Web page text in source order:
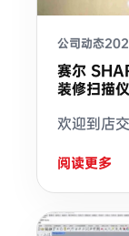
公司动态
赛尔
装修扫描
欢迎到店
阅读更多